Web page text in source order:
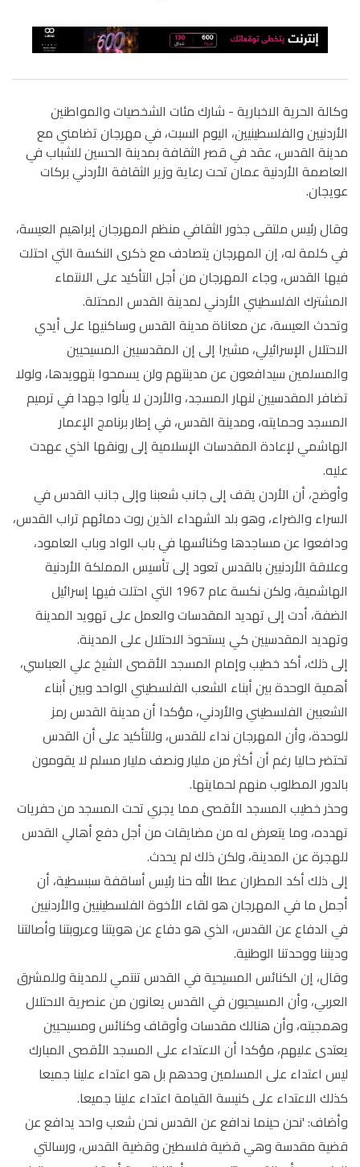
وكالة الحرية الاخبارية - شارك مئات الشخصيات والمواطنين
الأردنيين والفلسطينيين، اليوم السبت، في مهرجان تضامني مع
مدينة القدس، عقد في قصر الثقافة بمدينة الحسين للشباب في
العاصمة الأردنية عمان تحت رعاية وزير الثقافة الأردني بركات
عويجان.
وقال رئيس ملتقى جذور الثقافي منظم المهرجان إبراهيم العيسة،
في كلمة له، إن المهرجان يتصادف مع ذكرى النكسة التي احتلت
فيها القدس، وجاء المهرجان من أجل التأكيد على الانتماء
المشترك الفلسطيني الأردني لمدينة القدس المحتلة.
وتحدث العيسة، عن معاناة مدينة القدس وساكنيها على أيدي
الاحتلال الإسرائيلي، مشيرا إلى إن المقدسيين المسيحيين
والمسلمين سيدافعون عن مدينتهم ولن يسمحوا بتهويدها، ولولا
تضافر المقدسيين لنهار المسجد، والأردن لا يألوا جهدا في ترميم
المسجد وحمايته، ومدينة القدس، في إطار برنامج الإعمار
الهاشمي لإعادة المقدسات الإسلامية إلى رونقها الذي عهدت
عليه.
وأوضح، أن الأردن يقف إلى جانب شعبنا وإلى جانب القدس في
السراء والضراء، وهو بلد الشهداء الذين روت دمائهم تراب القدس،
ودافعوا عن مساجدها وكنائسها في باب الواد وباب العامود،
وعلاقة الأردنيين بالقدس تعود إلى تأسيس المملكة الأردنية
الهاشمية، ولكن نكسة عام 1967 التي احتلت فيها إسرائيل
الضفة، أدت إلى تهديد المقدسات والعمل على تهويد المدينة
وتهديد المقدسيين كي يستحوذ الاحتلال على المدينة.
إلى ذلك، أكد خطيب وإمام المسجد الأقصى الشيخ علي العباسي،
أهمية الوحدة بين أبناء الشعب الفلسطيني الواحد وبين أبناء
الشعبين الفلسطيني والأردني، مؤكدا أن مدينة القدس رمز
للوحدة، وأن المهرجان نداء للقدس، وللتأكيد على أن القدس
تحتضر حاليا رغم أن أكثر من مليار ونصف مليار مسلم لا يقومون
بالدور المطلوب منهم لحمايتها.
وحذر خطيب المسجد الأقصى مما يجري تحت المسجد من حفريات
تهدده، وما يتعرض له من مضايقات من أجل دفع أهالي القدس
للهجرة عن المدينة، ولكن ذلك لم يحدث.
إلى ذلك أكد المطران عطا الله حنا رئيس أساقفة سبسطية، أن
أجمل ما في المهرجان هو لقاء الأخوة الفلسطينيين والأردنيين
في الدفاع عن القدس، الذي هو دفاع عن هويتنا وعروبتنا وأصالتنا
وديننا ووحدتنا الوطنية.
وقال، إن الكنائس المسيحية في القدس تنتمي للمدينة وللمشرق
العربي، وأن المسيحيون في القدس يعانون من عنصرية الاحتلال
وهمجيته، وأن هنالك مقدسات وأوقاف وكنائس ومسيحيين
يعتدى عليهم، مؤكدا أن الاعتداء على المسجد الأقصى المبارك
ليس اعتداء على المسلمين وحدهم بل هو اعتداء علينا جميعا
كذلك الاعتداء على كنيسة القيامة اعتداء علينا جميعا.
وأضاف: 'نحن حينما ندافع عن القدس نحن شعب واحد يدافع عن
قضية مقدسة وهي قضية فلسطين وقضية القدس، ورسالتي